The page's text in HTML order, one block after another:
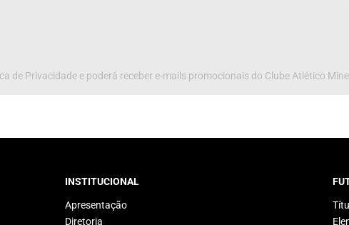
de Privacidade e poderá receber e-mails promocionais do Clube Atlético
INSTITUCIONAL
Apresentação
Diretoria